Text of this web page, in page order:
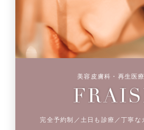
美容皮膚科・再生医
完全予約制／土日も診療／丁寧な